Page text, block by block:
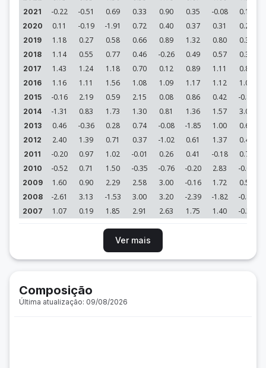
2021 -0.22 -0.51 0.69 0.33 0.90 0.35 -0.08 0.15
2020 0.11 -0.19 -1.91 0.72 0.40 0.37 0.31 0.23
2019 1.18 0.27 0.58 0.66 0.89 1.32 0.80 0.36
2018 1.14 0.55 0.77 0.46 -0.26 0.49 0.57 0.35
2017 1.43 1.24 1.18 0.70 0.12 0.89 1.11 0.85
2016 1.16 1.11 1.56 1.08 1.09 1.17 1.12 1.03
2015 -0.16 2.19 0.59 2.15 0.08 0.86 0.42 -0.83
2014 -1.31 0.83 1.73 1.30 0.81 1.36 1.57 3.02
2013 0.46 -0.36 0.28 0.74 -0.08 -1.85 1.00 0.61
2012 2.40 1.39 0.71 0.37 -1.02 0.61 1.37 0.47
2011 -0.20 0.97 1.02 -0.01 0.26 0.41 -0.18 0.75
2010 -0.52 0.71 1.50 -0.35 -0.76 -0.20 2.83 -0.03
2009 1.60 0.90 2.29 2.58 3.00 -0.16 1.72 0.51
2008 -2.61 3.13 -1.53 3.00 3.20 -2.39 -1.82 -0.83
2007 1.07 0.19 1.85 2.91 2.63 1.75 1.40 -0.39
Ver mais
Composição
Última atualização: 09/08/2026